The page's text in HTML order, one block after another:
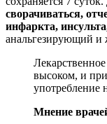
сворачиваться,
инфаркта,
анальгезирующий
высоком, и
употребление
Мнение